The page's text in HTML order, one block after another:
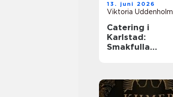
13. juni 2026
Viktoria Uddenholm
Catering i
Karlstad:
Smakfulla